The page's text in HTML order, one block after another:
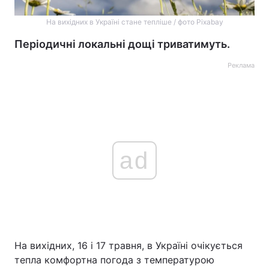
На вихідних в Україні стане тепліше / фото Pixabay
Періодичні локальні дощі триватимуть.
Реклама
ad
На вихідних, 16 і 17 травня, в Україні очікується
тепла комфортна погода з температурою